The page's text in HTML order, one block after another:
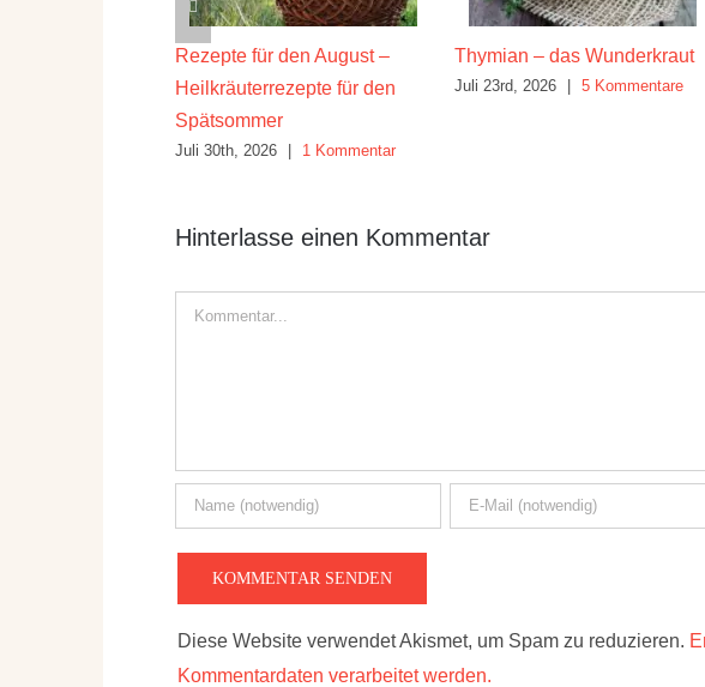
Rezepte für den August –
Heilkräuterrezepte für den
Spätsommer
Juli 30th, 2026 | 1 Kommentar
Thymian – das Wunderkraut
Juli 23rd, 2026 | 5 Kommentare
Hinterlasse einen Kommentar
Kommentar
Diese Website verwendet Akismet, um Spam zu reduzieren.
Kommentardaten verarbeitet werden.